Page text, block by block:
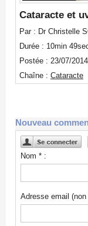
Cataracte et
Par : Dr Christelle
Durée : 10min
Postée : 23/07/2014
Chaîne : Cataracte
Nouveau
Nom * :
Adresse email